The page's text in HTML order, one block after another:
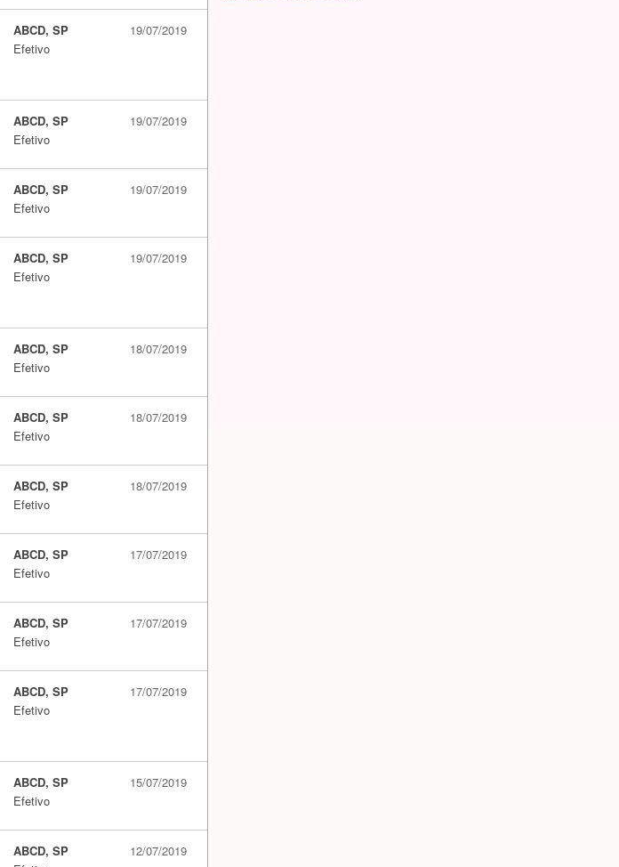
ABCD, SP
Efetivo
19/07/2019
ABCD, SP
Efetivo
19/07/2019
ABCD, SP
Efetivo
19/07/2019
ABCD, SP
Efetivo
19/07/2019
ABCD, SP
Efetivo
18/07/2019
ABCD, SP
Efetivo
18/07/2019
ABCD, SP
Efetivo
18/07/2019
ABCD, SP
Efetivo
17/07/2019
ABCD, SP
Efetivo
17/07/2019
ABCD, SP
Efetivo
17/07/2019
ABCD, SP
Efetivo
15/07/2019
ABCD, SP
12/07/2019